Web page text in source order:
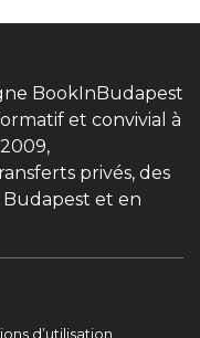
BookInBudapest
et convivial à
privés, des
Budapest et en
d’utilisation